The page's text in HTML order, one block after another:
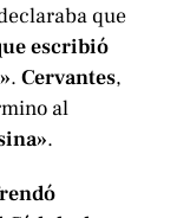
que
escribió
. Cervantes,
al
.